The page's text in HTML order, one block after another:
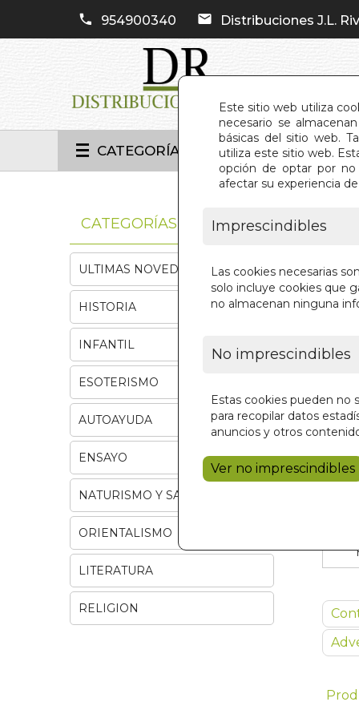
Este sitio web utiliza
necesario se
básicas del sitio web.
utiliza este sitio web.
opción de optar por no
afectar su experiencia
Imprescindibles
Las cookies necesarias
solo incluye cookies que
no almacenan ninguna
No imprescindibles
Estas cookies pueden no
para recopilar datos
anuncios y otros
Ver no imprescindibles
954900340 Distribuciones J.L.
CATEGORÍAS
CATEGORÍAS
ULTIMAS NOVEDADES
HISTORIA
INFANTIL
ESOTERISMO
AUTOAYUDA
ENSAYO
NATURISMO Y SALUD
ORIENTALISMO
LITERATURA
RELIGION